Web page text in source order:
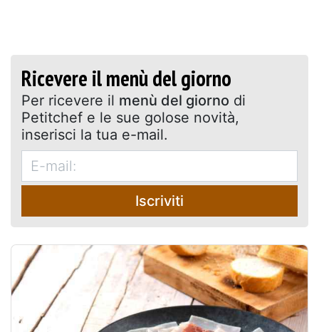
Ricevere il menù del giorno
Per ricevere il menù del giorno di
Petitchef e le sue golose novità,
inserisci la tua e-mail.
Iscriviti